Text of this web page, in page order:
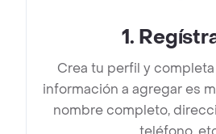
1.
Crea tu perfil y
información a agregar es
nombre completo,